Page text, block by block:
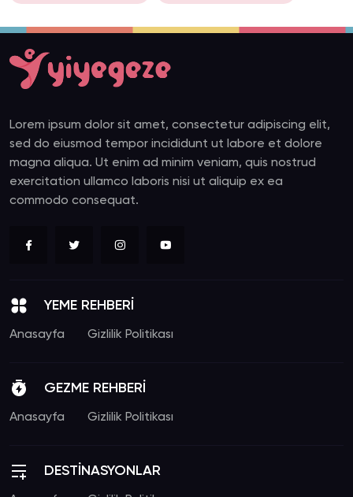
Lorem ipsum dolor sit amet, consectetur adipiscing elit,
sed do eiusmod tempor incididunt ut labore et dolore
magna aliqua. Ut enim ad minim veniam, quis nostrud
exercitation ullamco laboris nisi ut aliquip ex ea
commodo consequat.
YEME REHBERİ
Anasayfa Gizlilik Politikası
GEZME REHBERİ
Anasayfa Gizlilik Politikası
DESTİNASYONLAR